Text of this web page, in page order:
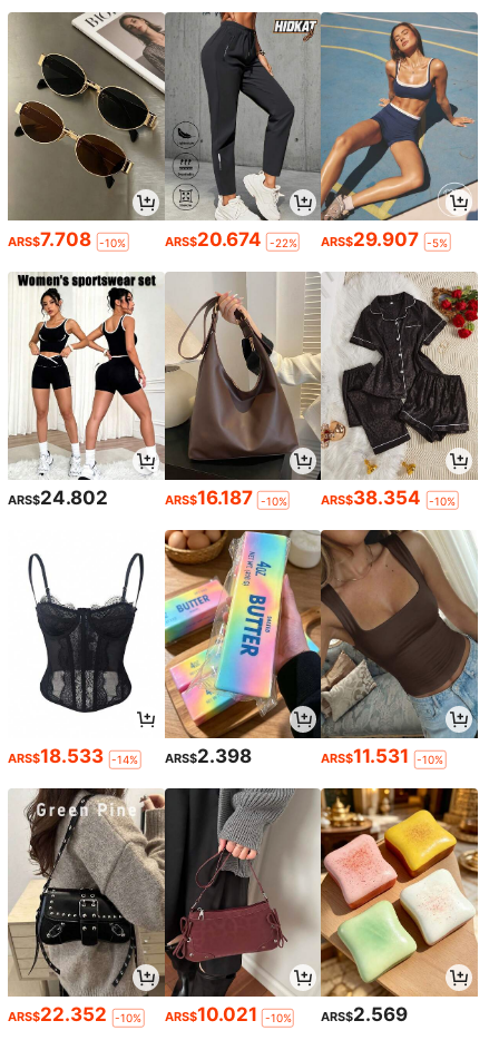
ARS$7.708 -10% ARS$20.674 -22% ARS$29.907 -5%
ARS$24.802 ARS$16.187 -10% ARS$38.354 -10%
ARS$18.533 -14% ARS$2.398 ARS$11.531 -10%
ARS$22.352 -10% ARS$10.021 -10% ARS$2.569